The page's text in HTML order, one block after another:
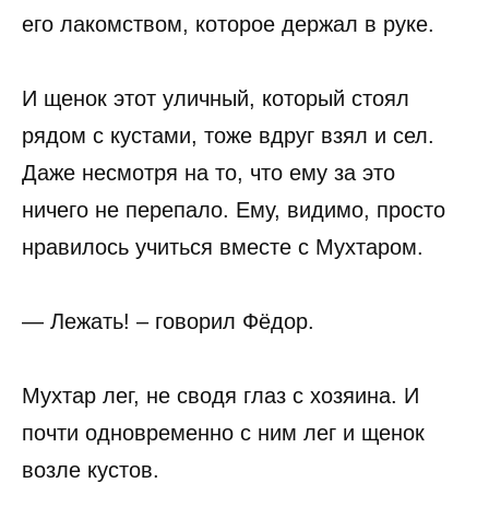
его лакомством, которое держал в руке.
И щенок этот уличный, который стоял
рядом с кустами, тоже вдруг взял и сел.
Даже несмотря на то, что ему за это
ничего не перепало. Ему, видимо, просто
нравилось учиться вместе с Мухтаром.
— Лежать! – говорил Фёдор.
Мухтар лег, не сводя глаз с хозяина. И
почти одновременно с ним лег и щенок
возле кустов.